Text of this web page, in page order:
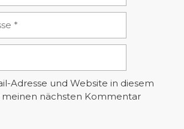
Adresse und Website in diesem
meinen nächsten Kommentar